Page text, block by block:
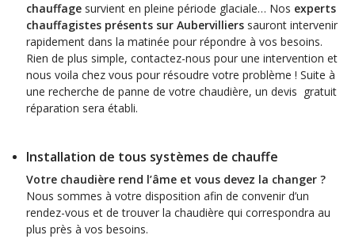
chauffage survient en pleine période glaciale… Nos experts
chauffagistes présents sur Aubervilliers sauront intervenir
rapidement dans la matinée pour répondre à vos besoins.
Rien de plus simple, contactez-nous pour une intervention et
nous voila chez vous pour résoudre votre problème ! Suite à
une recherche de panne de votre chaudière, un devis gratuit
réparation sera établi.
Installation de tous systèmes de chauffe
Votre chaudière rend l’âme et vous devez la changer ?
Nous sommes à votre disposition afin de convenir d’un
rendez-vous et de trouver la chaudière qui correspondra au
plus près à vos besoins.